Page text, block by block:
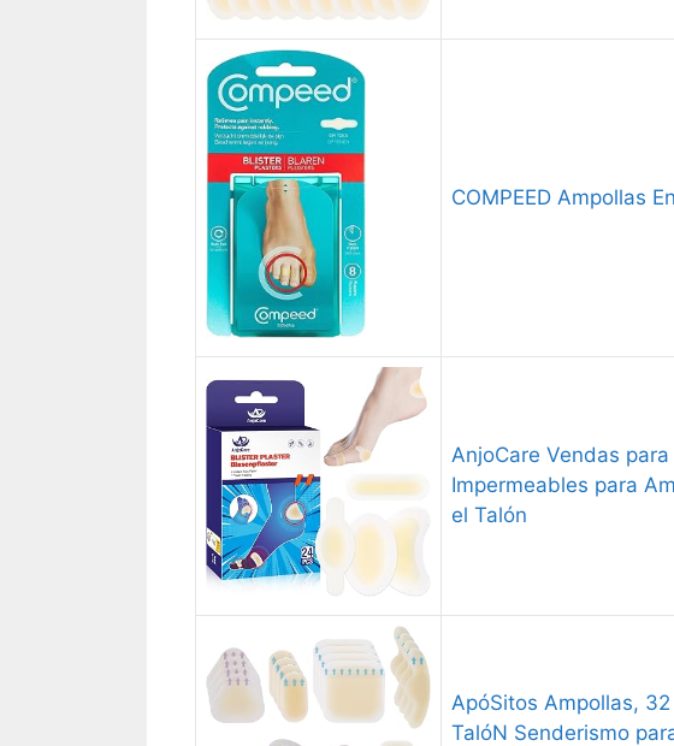
COMPEED Ampollas
AnjoCare Vendas
Impermeables para
el Talón
ApóSitos Ampollas,
TalóN Senderismo